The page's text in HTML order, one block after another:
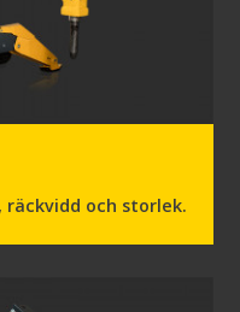
och storlek.